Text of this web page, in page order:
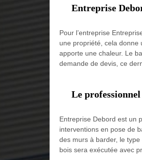
Entreprise
Pour l’entreprise
une propriété, cela donne
apporte une chaleur. Le
demande de devis, ce
Le
Entreprise Debord est un
interventions en pose de
des murs à barder, le
bois sera exécutée avec